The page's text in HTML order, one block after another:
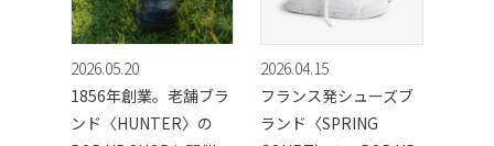
2026.05.20
1856年創業。老舗ブラ
ンド〈HUNTER〉の
2026.04.15
フランス発シューズブ
ランド〈SPRING